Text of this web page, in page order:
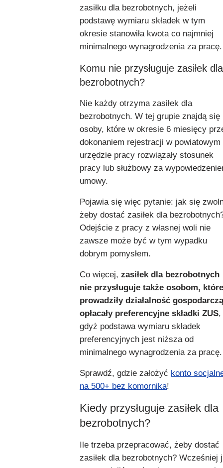
zasiłku dla bezrobotnych, jeżeli
podstawę wymiaru składek w tym
okresie stanowiła kwota co najmniej
minimalnego wynagrodzenia za pracę.
Komu nie przysługuje zasiłek dla
bezrobotnych?
Nie każdy otrzyma zasiłek dla
bezrobotnych. W tej grupie znajdą się
osoby, które w okresie 6 miesięcy
dokonaniem rejestracji w powiatowym
urzędzie pracy rozwiązały stosunek
pracy lub służbowy za
umowy.
Pojawia się więc pytanie: jak się
żeby dostać zasiłek dla
Odejście z pracy z własnej woli nie
zawsze może być w tym wypadku
dobrym pomysłem.
Co więcej, zasiłek dla bezrobotnych
nie przysługuje także osobom, które
prowadziły działalność
opłacały preferencyjne składki ZUS,
gdyż podstawa wymiaru składek
preferencyjnych jest niższa od
minimalnego wynagrodzenia za pracę.
Sprawdź, gdzie założyć konto
na 500+ bez komornika!
Kiedy przysługuje zasiłek dla
bezrobotnych?
Ile trzeba przepracować, żeby dostać
zasiłek dla bezrobotnych? Wcześniej